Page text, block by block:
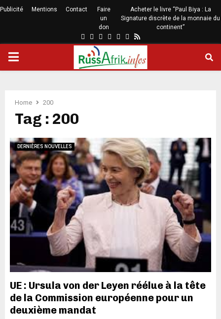
Publicité Mentions Contact
Faire
un
don
Acheter le livre “Paul Biya : La
Signature discrète de la monnaie du
continent”
Home 200
Tag : 200
DERNIÈRES NOUVELLES
UE : Ursula von der Leyen réélue à la tête
de la Commission européenne pour un
deuxième mandat